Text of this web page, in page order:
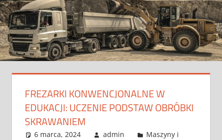
FREZARKI KONWENCJONALNE W
EDUKACJI: UCZENIE PODSTAW OBRÓBKI
SKRAWANIEM
6 marca, 2024 admin
Maszyny i